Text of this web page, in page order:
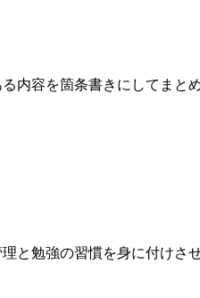
内容を箇条書きにしてまと
と勉強の習慣を身に付けさ